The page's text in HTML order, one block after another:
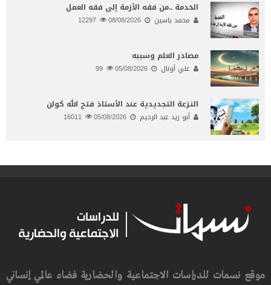
الخدمة ..من فقه الأزمة إلى فقه العمل
محمد ياسين 08/08/2026
مصادر العلم وسببه
علي أونال 05/08/2026
النـزعة التجديدية عند الأستاذ فتح الله كولن
أبو زيد عبد الرحيم 05/08/2026
موقع نسمات للدراسات الاجتماعية والحضارية فضاء عالمي إنساني